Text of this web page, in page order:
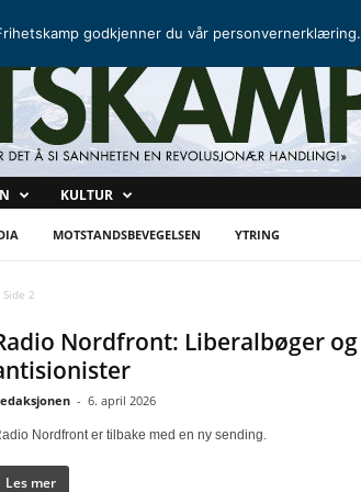
KULTUR
MOTSTANDSBEVEGELSEN YTRING
Side 2
Nordfront: Liberalbøger og
- 6. april 2026
Nordfront er tilbake med en ny sending.
Les mer
godkjenner du vår personvernerklæring.